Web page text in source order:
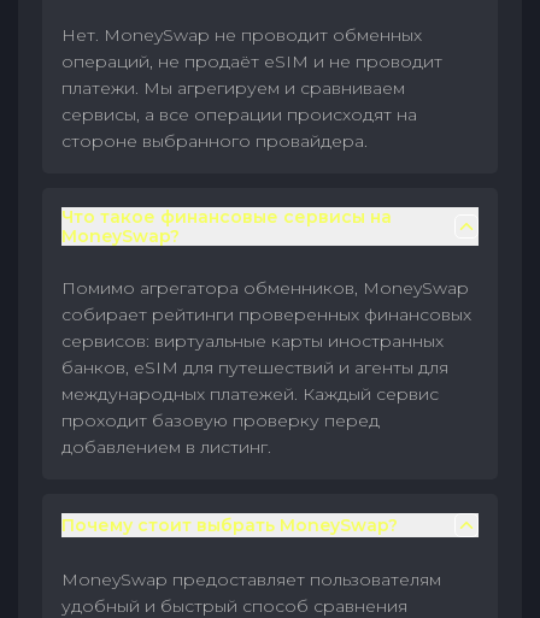
Нет. MoneySwap не проводит обменных
операций, не продаёт eSIM и не проводит
платежи. Мы агрегируем и сравниваем
сервисы, а все операции происходят на
стороне выбранного провайдера.
Что такое финансовые сервисы на
MoneySwap?
Помимо агрегатора обменников, MoneySwap
собирает рейтинги проверенных финансовых
сервисов: виртуальные карты иностранных
банков, eSIM для путешествий и агенты для
международных платежей. Каждый сервис
проходит базовую проверку перед
добавлением в листинг.
Почему стоит выбрать MoneySwap?
MoneySwap предоставляет пользователям
удобный и быстрый способ сравнения